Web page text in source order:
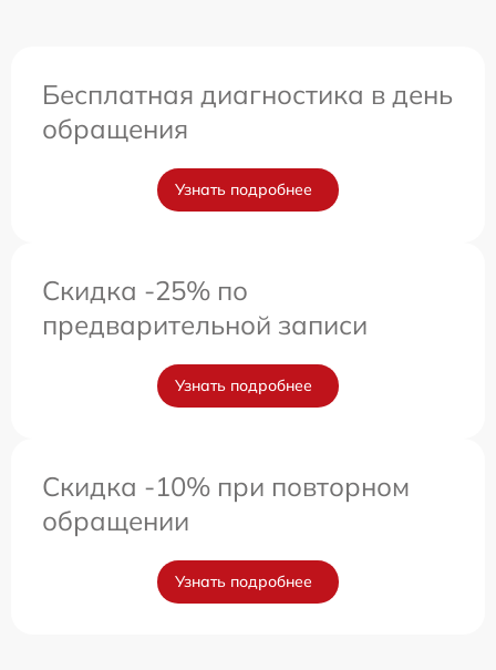
Бесплатная диагностика в день
обращения
Узнать подробнее
Скидка -25% по
предварительной записи
Узнать подробнее
Скидка -10% при повторном
обращении
Узнать подробнее